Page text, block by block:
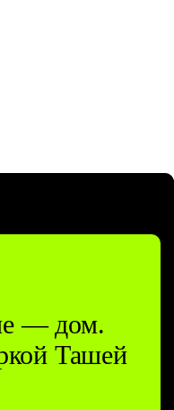
— дом.
Ташей